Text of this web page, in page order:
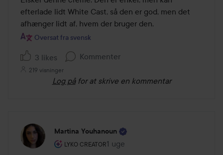
af
5
efterlade lidt White Cast, så den er god, men det
afhænger lidt af, hvem der bruger den.
Oversat fra svensk
3 likes Kommenter
219 visninger
Log på for at skrive en kommentar
Martina Youhanoun
LYKO CREATOR
Brugerens rolle: Lyko Creator.
1 uge
Posten blev oprettet 1 uge